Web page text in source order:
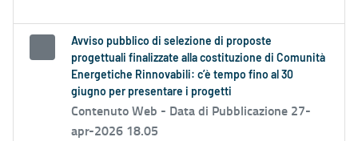
Avviso pubblico di selezione di proposte
progettuali finalizzate alla costituzione di Comunità
Energetiche Rinnovabili: c’è tempo fino al 30
giugno per presentare i progetti
Contenuto Web - Data di Pubblicazione 27-
apr-2026 18.05